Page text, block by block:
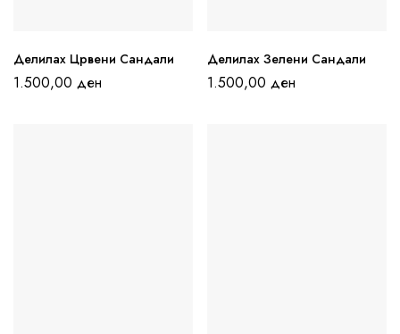
Делилах Црвени Сандали
1.500,00 ден
Делилах Зелени Сандали
1.500,00 ден